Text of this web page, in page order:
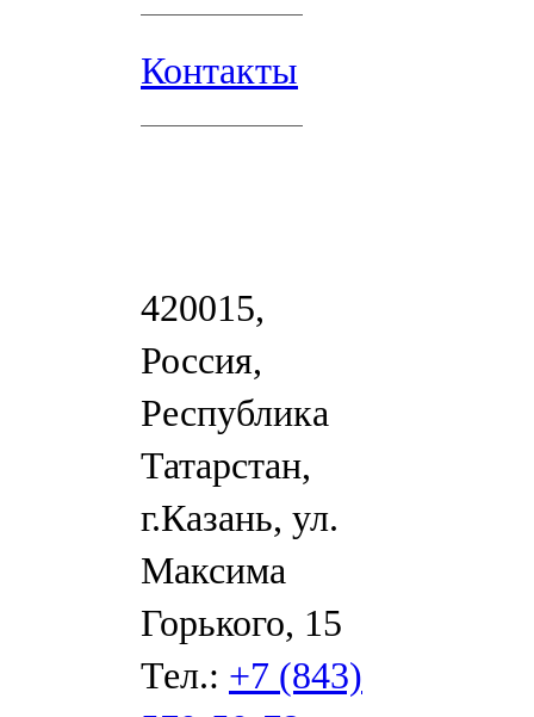
Контакты
420015,
Россия,
Республика
Татарстан,
г.Казань, ул.
Максима
Горького, 15
Тел.: +7 (843)